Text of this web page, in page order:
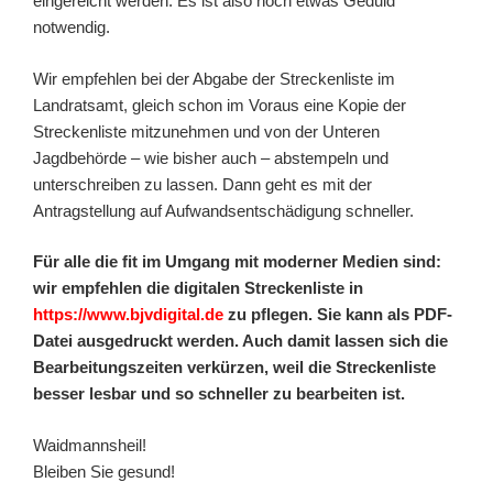
notwendig.
Wir empfehlen bei der Abgabe der Streckenliste im
Landratsamt, gleich schon im Voraus eine Kopie der
Streckenliste mitzunehmen und von der Unteren
Jagdbehörde – wie bisher auch – abstempeln und
unterschreiben zu lassen. Dann geht es mit der
Antragstellung auf Aufwandsentschädigung schneller.
Für alle die fit im Umgang mit moderner Medien sind:
wir empfehlen die digitalen Streckenliste in
https://www.bjvdigital.de zu pflegen. Sie kann als PDF-
Datei ausgedruckt werden. Auch damit lassen sich die
Bearbeitungszeiten verkürzen, weil die Streckenliste
besser lesbar und so schneller zu bearbeiten ist.
Waidmannsheil!
Bleiben Sie gesund!